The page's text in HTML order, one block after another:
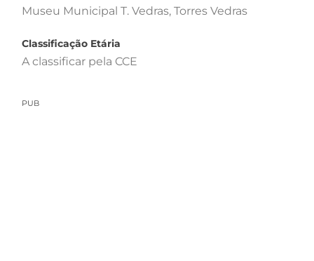
Museu Municipal T. Vedras, Torres Vedras
Classificação Etária
A classificar pela CCE
PUB